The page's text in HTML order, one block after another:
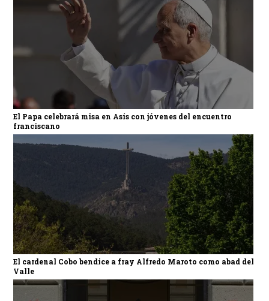
El Papa celebrará misa en Asís con jóvenes del encuentro
franciscano
El cardenal Cobo bendice a fray Alfredo Maroto como abad del
Valle